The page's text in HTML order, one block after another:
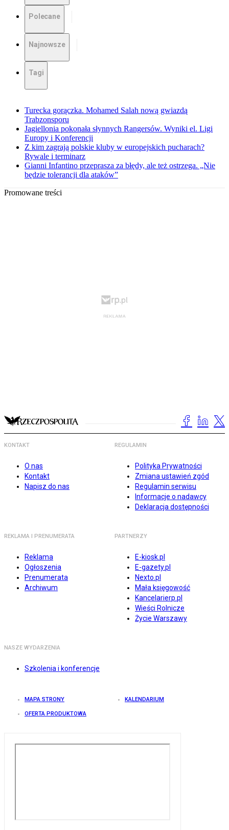
Polecane
Najnowsze
Tagi
Turecka gorączka. Mohamed Salah nową gwiazdą
Trabzonsporu
Jagiellonia pokonała słynnych Rangersów. Wyniki el. Ligi
Europy i Konferencji
Z kim zagrają polskie kluby w europejskich pucharach?
Rywale i terminarz
Gianni Infantino przeprasza za błędy, ale też ostrzega. „Nie
będzie tolerancji dla ataków”
Promowane treści
KONTAKT
O nas
Kontakt
Napisz do nas
REGULAMIN
Polityka Prywatności
Zmiana ustawień zgód
Regulamin serwisu
Informacje o nadawcy
Deklaracja dostępności
REKLAMA I PRENUMERATA
Reklama
Ogłoszenia
Prenumerata
Archiwum
PARTNERZY
E-kiosk.pl
E-gazety.pl
Nexto.pl
Mała księgowość
Kancelarierp.pl
Wieści Rolnicze
Życie Warszawy
NASZE WYDARZENIA
Szkolenia i konferencje
MAPA STRONY KALENDARIUM
OFERTA PRODUKTOWA